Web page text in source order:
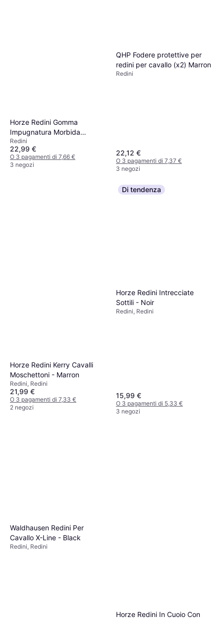
Horze Redini Gomma
Impugnatura Morbida
Stopper - Noir
Redini
22,99 €
O 3 pagamenti di 7,66 €
3 negozi
QHP Fodere protettive per
redini per cavallo (x2) Marron
Redini
22,12 €
O 3 pagamenti di 7,37 €
3 negozi
Horze Redini Kerry Cavalli
Moschettoni - Marron
Redini, Redini
21,99 €
O 3 pagamenti di 7,33 €
2 negozi
Di tendenza
Horze Redini Intrecciate
Sottili - Noir
Redini, Redini
15,99 €
O 3 pagamenti di 5,33 €
3 negozi
Waldhausen Redini Per
Cavallo X-Line - Black
Redini, Redini
Horze Redini In Cuoio Con